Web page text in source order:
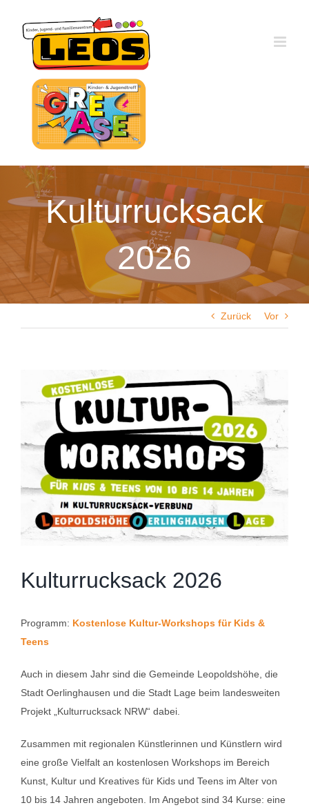
Inhalt
springen
Kulturrucksack
2026
Zurück Vor
grösseres
Kulturrucksack 2026
Programm: Kostenlose Kultur-Workshops für Kids &
Teens
Auch in diesem Jahr sind die Gemeinde Leopoldshöhe, die
Stadt Oerlinghausen und die Stadt Lage beim landesweiten
Projekt „Kulturrucksack NRW“ dabei.
Zusammen mit regionalen Künstlerinnen und Künstlern wird
eine große Vielfalt an kostenlosen Workshops im Bereich
Kunst, Kultur und Kreatives für Kids und Teens im Alter von
10 bis 14 Jahren angeboten. Im Angebot sind 34 Kurse: eine